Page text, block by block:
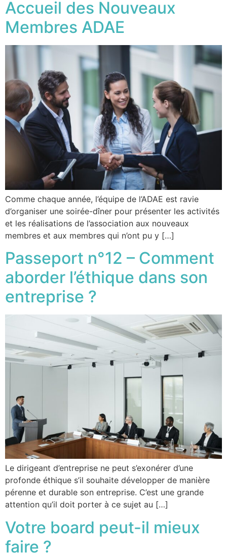
Accueil des Nouveaux
Membres ADAE
Comme chaque année, l’équipe de l’ADAE est ravie
d’organiser une soirée-dîner pour présenter les activités
et les réalisations de l’association aux nouveaux
membres et aux membres qui n’ont pu y […]
Passeport n°12 – Comment
aborder l’éthique dans son
entreprise ?
Le dirigeant d’entreprise ne peut s’exonérer d’une
profonde éthique s’il souhaite développer de manière
pérenne et durable son entreprise. C’est une grande
attention qu’il doit porter à ce sujet au […]
Votre board peut-il mieux
faire ?